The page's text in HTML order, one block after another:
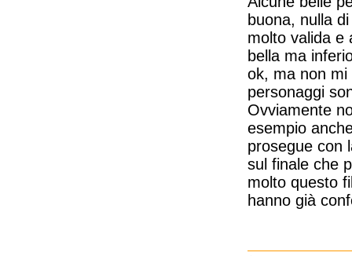
buona, nulla
molto valida e
bella ma
ok, ma non
personaggi
Ovviamente
esempio
prosegue con
sul finale che
molto questo
hanno già